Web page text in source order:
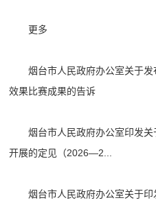
更多
烟台市人民政府办公室关于发
效果比赛成果的告诉
烟台市人民政府办公室印发关
开展的定见（2026—2...
烟台市人民政府办公室关于印